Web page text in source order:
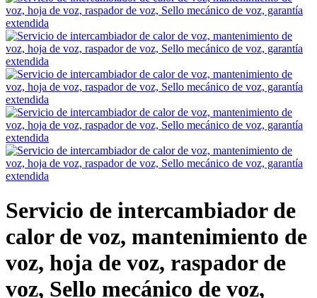
Servicio de intercambiador de
calor de voz, mantenimiento de
voz, hoja de voz, raspador de
voz, Sello mecánico de voz,